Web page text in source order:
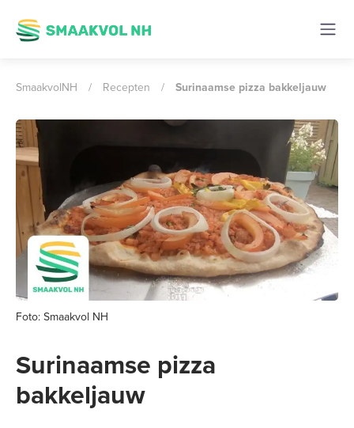
SmaakvolNH / Recepten / Surinaamse pizza bakkeljauw
Foto: Smaakvol NH
Surinaamse pizza
bakkeljauw